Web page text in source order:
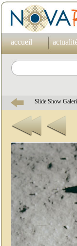
accueil
Slide Show